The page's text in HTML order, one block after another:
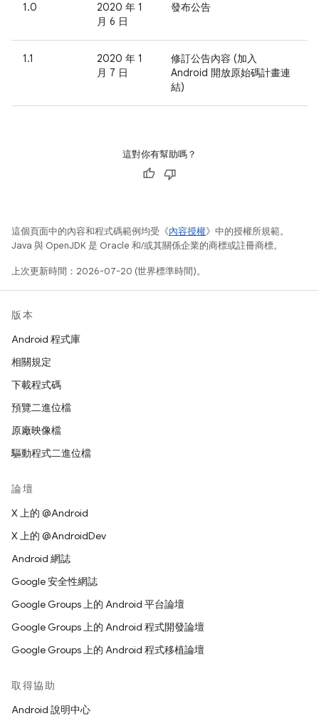
1.0
2020 年 1
月 6 日
發布公告
1.1
2020 年 1
月 7 日
修訂公告內容 (加入
Android 開放原始碼計畫連
結)
這對你有幫助嗎？
這個頁面中的內容和程式碼範例均受《內容授權》中的授權所規範。
Java 與 OpenJDK 是 Oracle 和/或其關係企業的商標或註冊商標。
上次更新時間：2026-07-20 (世界標準時間)。
版本
Android 程式庫
相關規定
下載程式碼
預覽二進位檔
原廠映像檔
驅動程式二進位檔
論壇
X 上的 @Android
X 上的 @AndroidDev
Android 網誌
Google 安全性網誌
Google Groups 上的 Android 平台論壇
Google Groups 上的 Android 程式開發論壇
Google Groups 上的 Android 程式移植論壇
取得協助
Android 說明中心